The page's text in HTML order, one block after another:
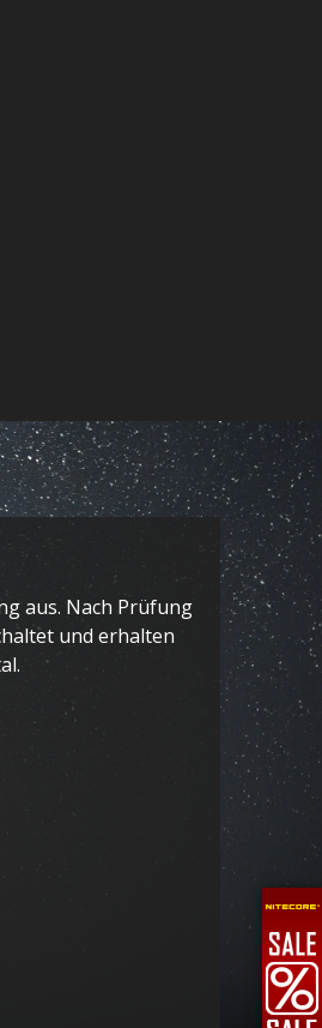
aus. Nach Prüfung
und erhalten